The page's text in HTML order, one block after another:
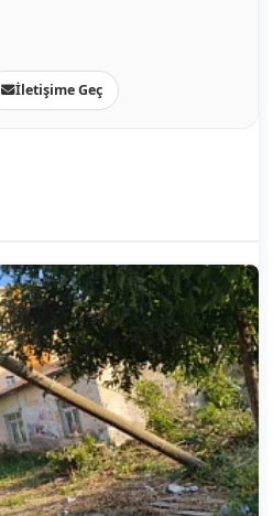
İletişime Geç